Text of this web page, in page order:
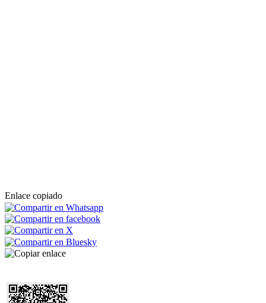
Enlace copiado